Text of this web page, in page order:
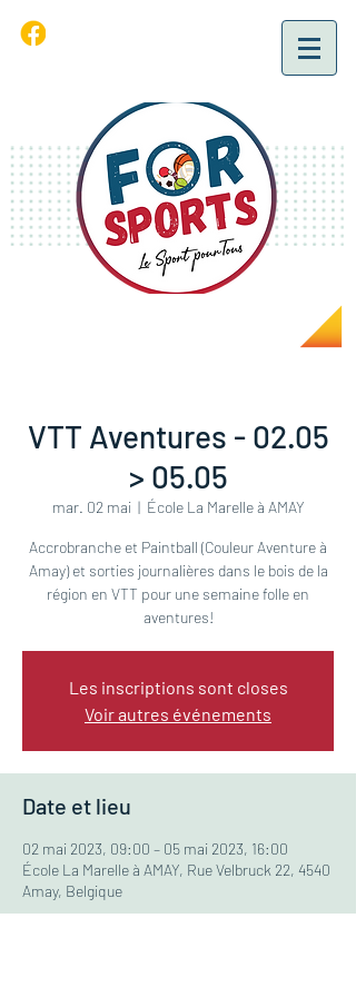
VTT Aventures - 02.05
> 05.05
mar. 02 mai
  |
École La Marelle à AMAY
Accrobranche et Paintball (Couleur Aventure à
Amay) et sorties journalières dans le bois de la
région en VTT pour une semaine folle en
aventures!
Les inscriptions sont closes
Voir autres événements
Date et lieu
02 mai 2023, 09:00 – 05 mai 2023, 16:00
École La Marelle à AMAY, Rue Velbruck 22, 4540
Amay, Belgique